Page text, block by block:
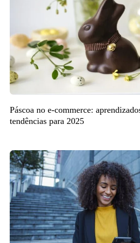
Páscoa no e-commerce:
tendências para 2025